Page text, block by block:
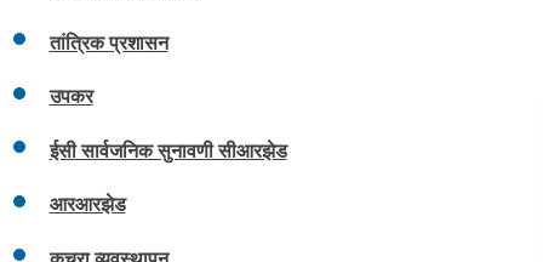
तांत्रिक प्रशासन
उपकर
ईसी सार्वजनिक सुनावणी सीआरझेड
आरआरझेड